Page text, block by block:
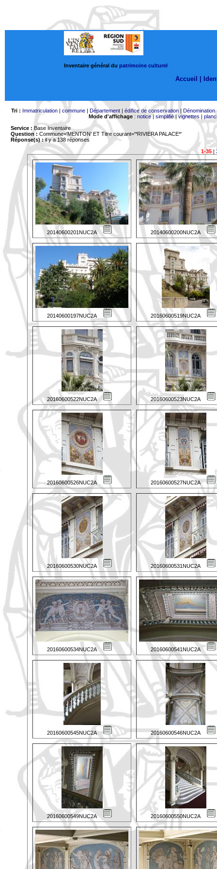
Inventaire général du patrimoine culturel
Accueil |
Tri : Immatriculation| commune| Département| édifice de conservation| Dénomination
Mode d'affichage: notice| simplifié|vignettes |
Service : Base Inventaire
Question : Commune='MENTON' ET Titre courant='*RIVIERA PALACE*'
Réponse(s) :il y a 138 réponses
1-35|
20140600201NUC2A 20140600200NUC2A
20140600197NUC2A 20160600519NUC2A
20160600522NUC2A 20160600523NUC2A
20160600526NUC2A 20160600527NUC2A
20160600530NUC2A 20160600531NUC2A
20160600534NUC2A 20160600541NUC2A
20160600545NUC2A 20160600546NUC2A
20160600549NUC2A 20160600550NUC2A